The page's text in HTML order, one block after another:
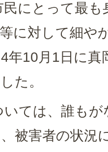
にとって最も
に対して細や
年10月1日に真
た。
ては、誰も
被害者の状況